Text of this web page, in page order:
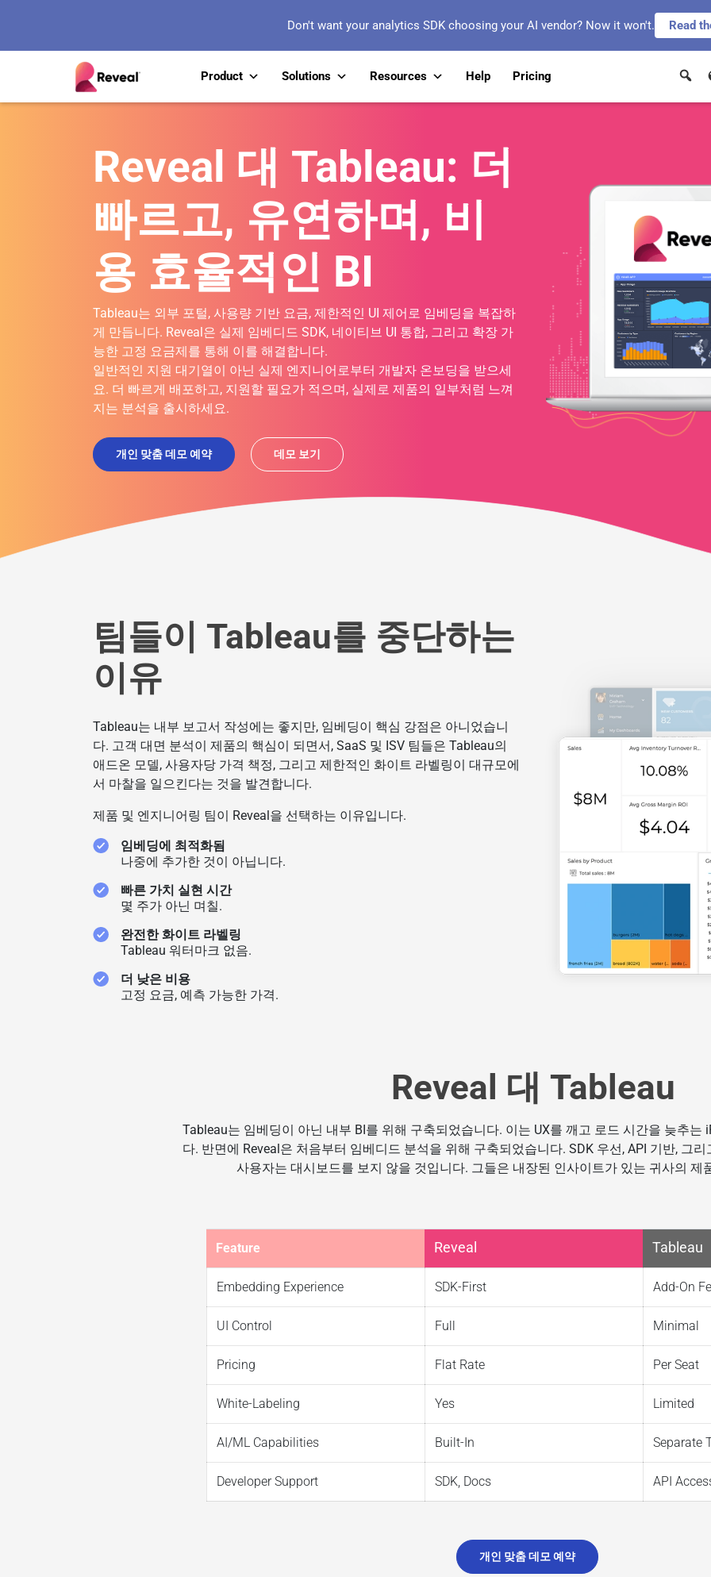
Don't want your analytics SDK choosing your AI vendor? Now it won't. Read
Product Solutions Resources Help Pricing
Reveal 대 Tableau: 더
빠르고, 유연하며, 비
용 효율적인 BI
Tableau는 외부 포털, 사용량 기반 요금, 제한적인 UI 제어로 임베딩을 복잡하
게 만듭니다. Reveal은 실제 임베디드 SDK, 네이티브 UI 통합, 그리고 확장 가
능한 고정 요금제를 통해 이를 해결합니다.
일반적인 지원 대기열이 아닌 실제 엔지니어로부터 개발자 온보딩을 받으세
요. 더 빠르게 배포하고, 지원할 필요가 적으며, 실제로 제품의 일부처럼 느껴
지는 분석을 출시하세요.
개인 맞춤 데모 예약 데모 보기
팀들이 Tableau를 중단하는
이유
Tableau는 내부 보고서 작성에는 좋지만, 임베딩이 핵심 강점은 아니었습니
다. 고객 대면 분석이 제품의 핵심이 되면서, SaaS 및 ISV 팀들은 Tableau의
애드온 모델, 사용자당 가격 책정, 그리고 제한적인 화이트 라벨링이 대규모에
서 마찰을 일으킨다는 것을 발견합니다.
제품 및 엔지니어링 팀이 Reveal을 선택하는 이유입니다.
임베딩에 최적화됨
나중에 추가한 것이 아닙니다.
빠른 가치 실현 시간
몇 주가 아닌 며칠.
완전한 화이트 라벨링
Tableau 워터마크 없음.
더 낮은 비용
고정 요금, 예측 가능한 가격.
Reveal 대 Tableau
Tableau는 임베딩이 아닌 내부 BI를 위해 구축되었습니다. 이는 UX를 깨고 로드 시간을 늦추는
다. 반면에 Reveal은 처음부터 임베디드 분석을 위해 구축되었습니다. SDK 우선, API 기반, 그
사용자는 대시보드를 보지 않을 것입니다. 그들은 내장된 인사이트가 있는 귀사의 제
Feature Reveal Tableau
Embedding Experience SDK-First Add-On
UI Control Full Minimal
Pricing Flat Rate Per Seat
White-Labeling Yes Limited
AI/ML Capabilities Built-In Separate
Developer Support SDK, Docs API
개인 맞춤 데모 예약